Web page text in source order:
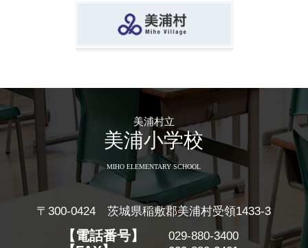
美浦村立
美浦小学校
MIHO ELEMENTARY SCHOOL
〒300-0424 茨城県稲敷郡美浦村受領1433-3
【電話番号】 029-880-3400